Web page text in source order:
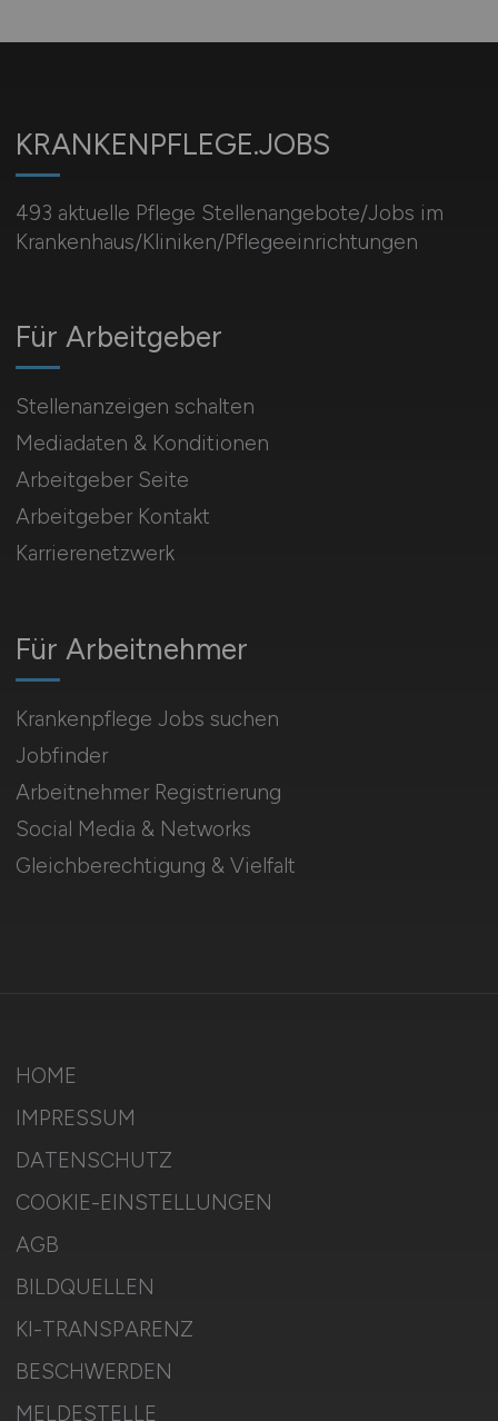
KRANKENPFLEGE.JOBS
493 aktuelle Pflege Stellenangebote/Jobs im
Krankenhaus/Kliniken/Pflegeeinrichtungen
Für Arbeitnehmer
Krankenpflege Jobs suchen
Jobfinder
Arbeitnehmer Registrierung
Social Media & Networks
Gleichberechtigung & Vielfalt
Für Arbeitgeber
Stellenanzeigen schalten
Mediadaten & Konditionen
Arbeitgeber Seite
Arbeitgeber Kontakt
Karrierenetzwerk
HOME
IMPRESSUM
DATENSCHUTZ
COOKIE-EINSTELLUNGEN
AGB
BILDQUELLEN
KI-TRANSPARENZ
BESCHWERDEN
MELDESTELLE